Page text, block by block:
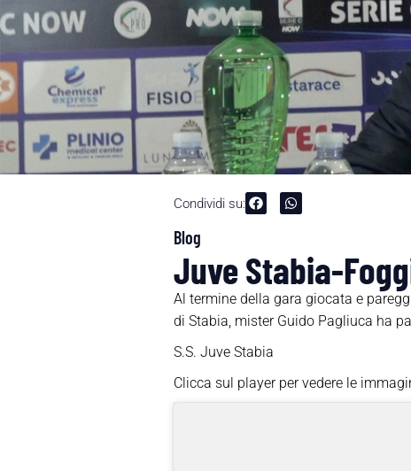
Condividi su:
Blog
Juve Stabia-
Al termine della gara giocata e
di Stabia, mister Guido Pagliuca ha
S.S. Juve Stabia
Clicca sul player per vedere le